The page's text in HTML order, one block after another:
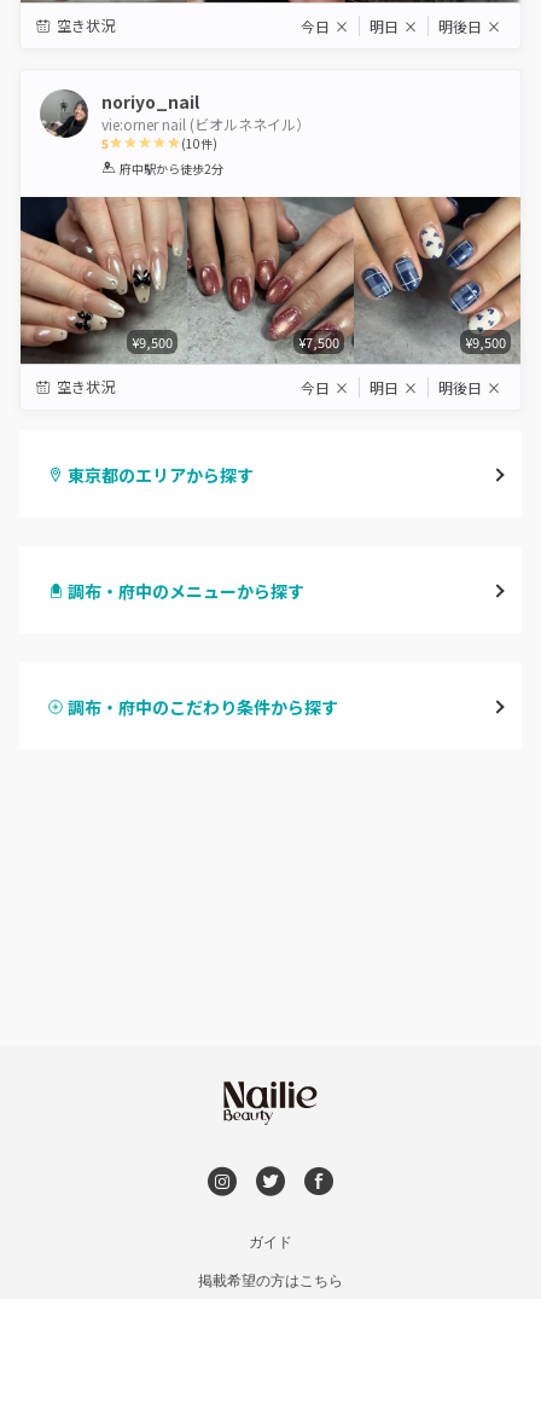
空き状況 今日 × 明日 × 明後日 ×
noriyo_nail
vie:orner nail (ビオルネネイル）
5
1 2 3 4 5
(10件)
府中駅から徒歩2分
¥9,500 ¥7,500 ¥9,500
空き状況 今日 × 明日 × 明後日 ×
東京都のエリアから探す
原宿
調布・府中のメニューから探す
ハンドスカルプ
調布・府中のこだわり条件から探す
ガイド
掲載希望の方はこちら